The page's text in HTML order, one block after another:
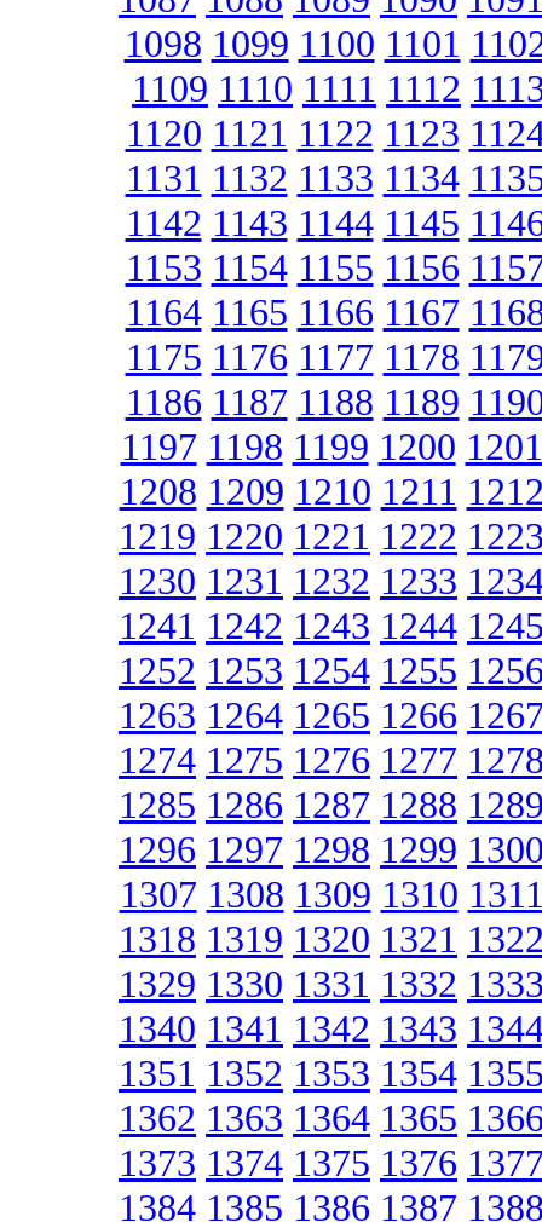
1098 1099 1100 1101
1109 1110 1111 1112
1120 1121 1122 1123
1131 1132 1133 1134
1142 1143 1144 1145
1153 1154 1155 1156
1164 1165 1166 1167
1175 1176 1177 1178
1186 1187 1188 1189
1197 1198 1199 1200 1201
1208 1209 1210 1211
1219 1220 1221 1222
1230 1231 1232 1233
1241 1242 1243 1244
1252 1253 1254 1255
1263 1264 1265 1266
1274 1275 1276 1277
1285 1286 1287 1288
1296 1297 1298 1299
1307 1308 1309 1310
1318 1319 1320 1321
1329 1330 1331 1332
1340 1341 1342 1343
1351 1352 1353 1354
1362 1363 1364 1365
1373 1374 1375 1376
1384 1385 1386 1387